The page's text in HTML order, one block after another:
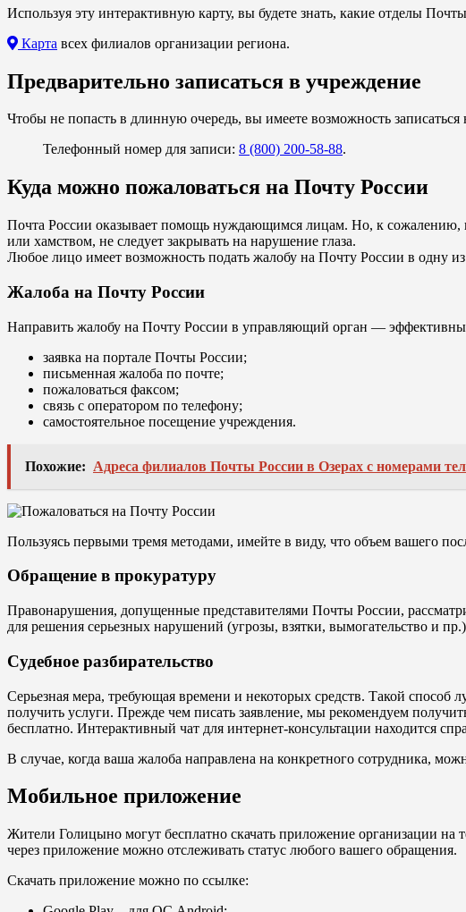
Используя эту интерактивную карту, вы будете знать, какие отделы
Карта всех филиалов организации региона.
Предварительно записаться в учреждение
Чтобы не попасть в длинную очередь, вы имеете возможность
Телефонный номер для записи: 8 (800) 200-58-88.
Куда можно пожаловаться на Почту России
Почта России оказывает помощь нуждающимся лицам. Но, к сожалению,
или хамством, не следует закрывать на нарушение глаза.
Любое лицо имеет возможность подать жалобу на Почту России в одну
Жалоба на Почту России
Направить жалобу на Почту России в управляющий орган —
заявка на портале Почты России;
письменная жалоба по почте;
пожаловаться факсом;
связь с оператором по телефону;
самостоятельное посещение учреждения.
Похожие: Адреса филиалов Почты России в Озерах с номерами
Пользуясь первыми тремя методами, имейте в виду, что объем вашего
Обращение в прокуратуру
Правонарушения, допущенные представителями Почты России,
для решения серьезных нарушений (угрозы, взятки, вымогательство и
Судебное разбирательство
Серьезная мера, требующая времени и некоторых средств. Такой способ
получить услуги. Прежде чем писать заявление, мы рекомендуем
бесплатно. Интерактивный чат для интернет-консультации находится
В случае, когда ваша жалоба направлена на конкретного сотрудника,
Мобильное приложение
Жители Голицыно могут бесплатно скачать приложение организации
через приложение можно отслеживать статус любого вашего обращения.
Скачать приложение можно по ссылке: